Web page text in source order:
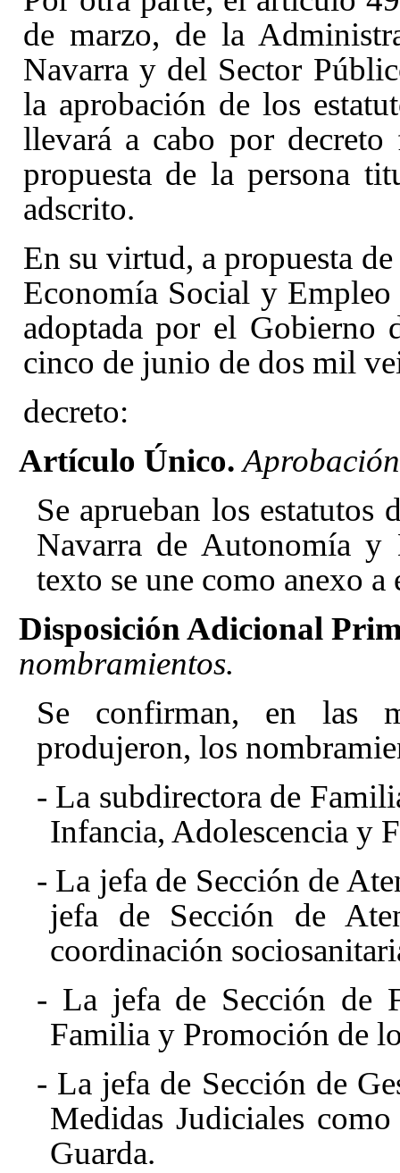
de marzo, de la
Navarra y del Sector
la aprobación de los
llevará a cabo por
propuesta de la persona
adscrito.
En su virtud, a propuesta
Economía Social y
adoptada por el Gobierno
cinco de junio de dos mil
decreto:
Artículo Único.
Se aprueban los
Navarra de Autonomía y
texto se une como anexo a
Disposición Adicional
nombramientos.
Se confirman, en las
produjeron, los
- La subdirectora de
Infancia, Adolescencia y
- La jefa de Sección de
jefa de Sección de
coordinación
- La jefa de Sección de
Familia y Promoción de
- La jefa de Sección de
Medidas Judiciales
Guarda.